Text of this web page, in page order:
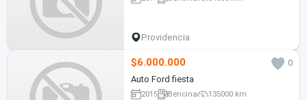
Providencia
$6.000.000
0
Auto Ford fiesta
2015 Bencina 135000 km